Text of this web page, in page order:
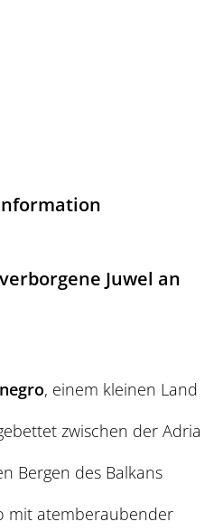
Juwel an
, einem kleinen Land
zwischen der Adria
Bergen des Balkans
mit atemberaubender